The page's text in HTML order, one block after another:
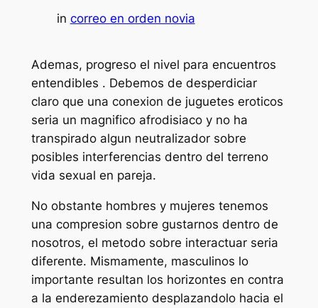
in correo en orden novia
Ademas, progreso el nivel para encuentros
entendibles . Debemos de desperdiciar
claro que una conexion de juguetes eroticos
seria un magnifico afrodisiaco y no ha
transpirado algun neutralizador sobre
posibles interferencias dentro del terreno
vida sexual en pareja.
No obstante hombres y mujeres tenemos
una compresion sobre gustarnos dentro de
nosotros, el metodo sobre interactuar seria
diferente. Mismamente, masculinos lo
importante resultan los horizontes en contra
a la enderezamiento desplazandolo hacia el